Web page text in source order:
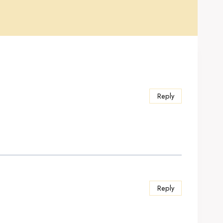
Reply
Reply